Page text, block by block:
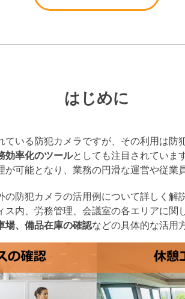
はじめに
いる防犯カメラですが、その利用は防
効率化のツールとしても注目されていま
可能となり、業務の円滑な運営や従業
防犯カメラの活用例について詳しく解
ス内、労務管理、会議室の各エリアに関
場、備品在庫の確認などの具体的な活用